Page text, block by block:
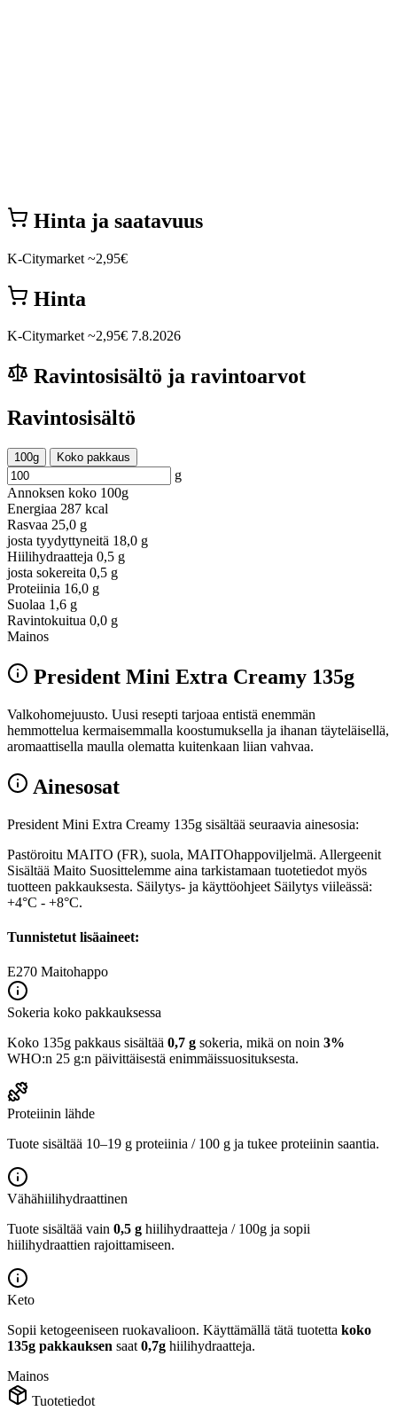
Hinta ja saatavuus
K-Citymarket ~2,95€
Hinta
K-Citymarket ~2,95€ 7.8.2026
Ravintosisältö ja ravintoarvot
Ravintosisältö
100g Koko pakkaus
g
Annoksen koko 100g
Energiaa 287 kcal
Rasvaa 25,0 g
josta tyydyttyneitä 18,0 g
Hiilihydraatteja 0,5 g
josta sokereita 0,5 g
Proteiinia 16,0 g
Suolaa 1,6 g
Ravintokuitua 0,0 g
Mainos
President Mini Extra Creamy 135g
Valkohomejuusto. Uusi resepti tarjoaa entistä enemmän
hemmottelua kermaisemmalla koostumuksella ja ihanan täyteläisellä,
aromaattisella maulla olematta kuitenkaan liian vahvaa.
Ainesosat
President Mini Extra Creamy 135g sisältää seuraavia ainesosia:
Pastöroitu MAITO (FR), suola, MAITOhappoviljelmä. Allergeenit
Sisältää Maito Suosittelemme aina tarkistamaan tuotetiedot myös
tuotteen pakkauksesta. Säilytys- ja käyttöohjeet Säilytys viileässä:
+4°C - +8°C.
Tunnistetut lisäaineet:
E270 Maitohappo
Sokeria koko pakkauksessa
Koko 135g pakkaus sisältää 0,7 g sokeria, mikä on noin 3%
WHO:n 25 g:n päivittäisestä enimmäissuosituksesta.
Proteiinin lähde
Tuote sisältää 10–19 g proteiinia / 100 g ja tukee proteiinin saantia.
Vähähiilihydraattinen
Tuote sisältää vain 0,5 g hiilihydraatteja / 100g ja sopii
hiilihydraattien rajoittamiseen.
Keto
Sopii ketogeeniseen ruokavalioon. Käyttämällä tätä tuotetta koko
135g pakkauksen saat 0,7g hiilihydraatteja.
Mainos
Tuotetiedot